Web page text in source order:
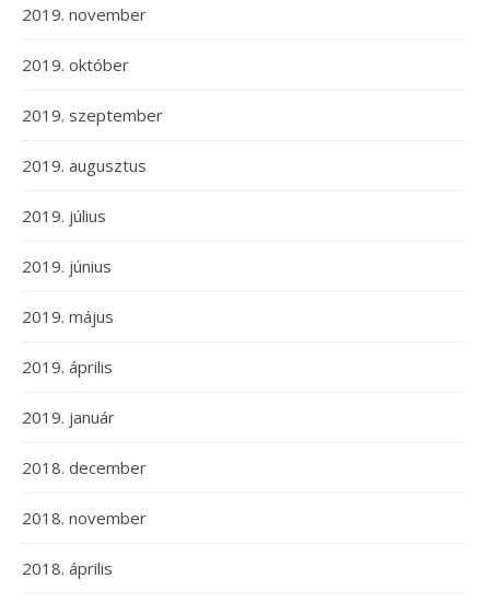
2019. november
2019. október
2019. szeptember
2019. augusztus
2019. július
2019. június
2019. május
2019. április
2019. január
2018. december
2018. november
2018. április